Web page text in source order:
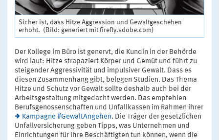
Sicher ist, dass Hitze Aggression und Gewaltgeschehen
erhöht. (Bild: generiert mit firefly.adobe.com)
Der Kollege im Büro ist genervt, die Kundin in der Behörde
wird laut: Hitze strapaziert Körper und Gemüt und führt zu
steigender Aggressivität und impulsiver Gewalt. Dass es
diesen Zusammenhang gibt, belegen Studien. Das Thema
Hitze und Schutz vor Gewalt sollte deshalb auch bei der
Arbeitsgestaltung mitgedacht werden. Das empfehlen
Berufsgenossenschaften und Unfallkassen im Rahmen ihrer
Kampagne #GewaltAngehen. Die Träger der gesetzlichen
Unfallversicherung geben Tipps, was Unternehmen und
Einrichtungen für ihre Beschäftigten tun können, wenn die